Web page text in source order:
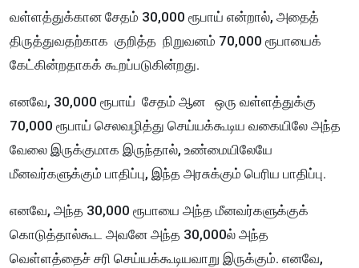
வள்ளத்துக்கான சேதம் 30,000 ரூபாய் என்றால், அதைத்
திருத்துவதற்காக குறித்த நிறுவனம் 70,000 ரூபாயைக்
கேட்கின்றதாகக் கூறப்படுகின்றது.
எனவே, 30,000 ரூபாய் சேதம் ஆன ஒரு வள்ளத்துக்கு
70,000 ரூபாய் செலவழித்து செய்யக்கூடிய வகையிலே அந்த
வேலை இருக்குமாக இருந்தால், உண்மையிலேயே
மீனவர்களுக்கும் பாதிப்பு, இந்த அரசுக்கும் பெரிய பாதிப்பு.
எனவே, அந்த 30,000 ரூபாயை அந்த மீனவர்களுக்குக்
கொடுத்தால்கூட அவனே அந்த 30,000ல் அந்த
வெள்ளத்தைச் சரி செய்யக்கூடியவாறு இருக்கும். எனவே,